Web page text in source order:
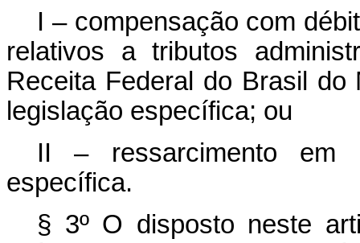
I – compensação com
relativos a tributos
Receita Federal do Brasil
legislação específica; ou
II – ressarcimento em
específica.
§ 3º O disposto neste